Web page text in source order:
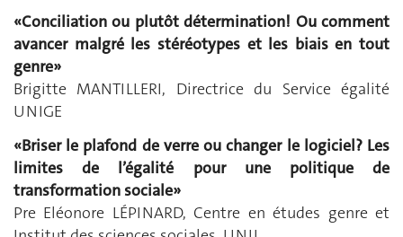
«Conciliation ou plutôt détermination! Ou comment
avancer malgré les stéréotypes et les biais en tout
genre»
Brigitte MANTILLERI, Directrice du Service égalité
UNIGE
«Briser le plafond de verre ou changer le logiciel? Les
limites de l’égalité pour une politique de
transformation sociale»
Pre Eléonore LÉPINARD, Centre en études genre et